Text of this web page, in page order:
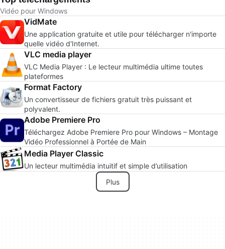
Vidéo pour Windows
VidMate
Une application gratuite et utile pour télécharger n'importe
quelle vidéo d'Internet.
VLC media player
VLC Media Player : Le lecteur multimédia ultime toutes
plateformes
Format Factory
Un convertisseur de fichiers gratuit très puissant et
polyvalent.
Adobe Premiere Pro
Téléchargez Adobe Premiere Pro pour Windows – Montage
Vidéo Professionnel à Portée de Main
Media Player Classic
Un lecteur multimédia intuitif et simple d’utilisation
Plus